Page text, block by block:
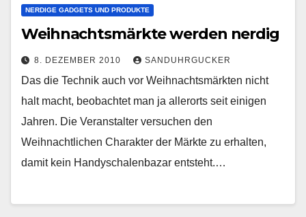
NERDIGE GADGETS UND PRODUKTE
Weihnachtsmärkte werden nerdig
8. DEZEMBER 2010 SANDUHRGUCKER
Das die Technik auch vor Weihnachtsmärkten nicht
halt macht, beobachtet man ja allerorts seit einigen
Jahren. Die Veranstalter versuchen den
Weihnachtlichen Charakter der Märkte zu erhalten,
damit kein Handyschalenbazar entsteht.…